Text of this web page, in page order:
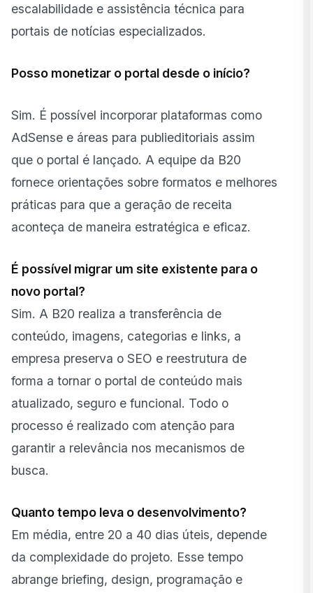
escalabilidade e assistência técnica para
portais de notícias especializados.
Posso monetizar o portal desde o início?
Sim. É possível incorporar plataformas como
AdSense e áreas para publieditoriais assim
que o portal é lançado. A equipe da B20
fornece orientações sobre formatos e melhores
práticas para que a geração de receita
aconteça de maneira estratégica e eficaz.
É possível migrar um site existente para o
novo portal?
Sim. A B20 realiza a transferência de
conteúdo, imagens, categorias e links, a
empresa preserva o SEO e reestrutura de
forma a tornar o portal de conteúdo mais
atualizado, seguro e funcional. Todo o
processo é realizado com atenção para
garantir a relevância nos mecanismos de
busca.
Quanto tempo leva o desenvolvimento?
Em média, entre 20 a 40 dias úteis, depende
da complexidade do projeto. Esse tempo
abrange briefing, design, programação e